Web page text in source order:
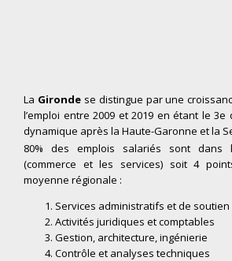
La Girondese distingue par une
l’emploi entre 2009 et 2019 en étant le
dynamique après la Haute-Garonne et la
80% des emplois salariés sont dans
(commerce et les services) soit 4
moyenne régionale :
Services administratifs et de soutien
Activités juridiques et comptables
Gestion, architecture, ingénierie
Contrôle et analyses techniques